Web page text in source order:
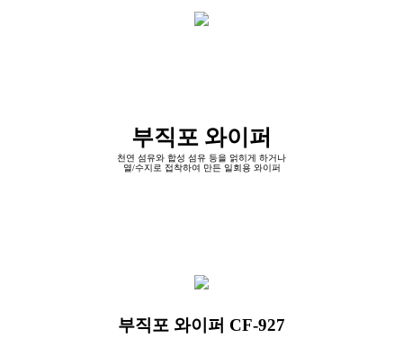
부직포 와이퍼
천연 섬유와 합성 섬유 등을 얽히게 하거나
열/수지로 접착하여 만든 일회용 와이퍼
부직포 와이퍼 CF-927